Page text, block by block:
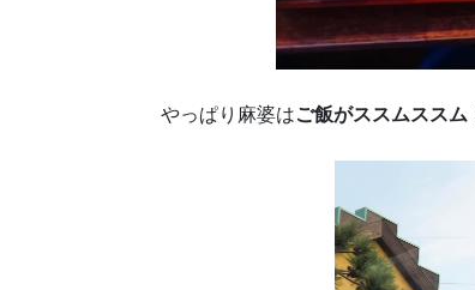
やっぱり麻婆はご飯がススムススム